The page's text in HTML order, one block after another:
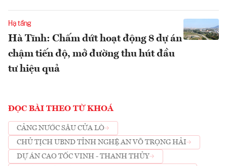
Hạ tầng
Hà Tĩnh: Chấm dứt hoạt động 8 dự án
chậm tiến độ, mở đường thu hút đầu
tư hiệu quả
ĐỌC BÀI THEO TỪ KHOÁ
CẢNG NƯỚC SÂU CỬA LÒ
CHỦ TỊCH UBND TỈNH NGHỆ AN VÕ TRỌNG HẢI
DỰ ÁN CAO TỐC VINH - THANH THỦY